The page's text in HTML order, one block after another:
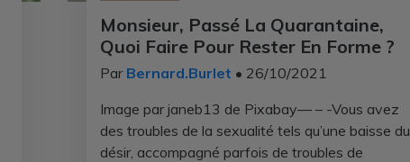
Monsieur, Passé La Quarantaine,
Quoi Faire Pour Rester En Forme ?
Par Bernard.Burlet • 26/10/2021
Image par janeb13 de Pixabay— – -Vous avez
des troubles de la sexualité tels qu’une baisse du
désir, accompagné parfois de troubles de